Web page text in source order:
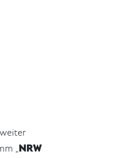
„ NRW